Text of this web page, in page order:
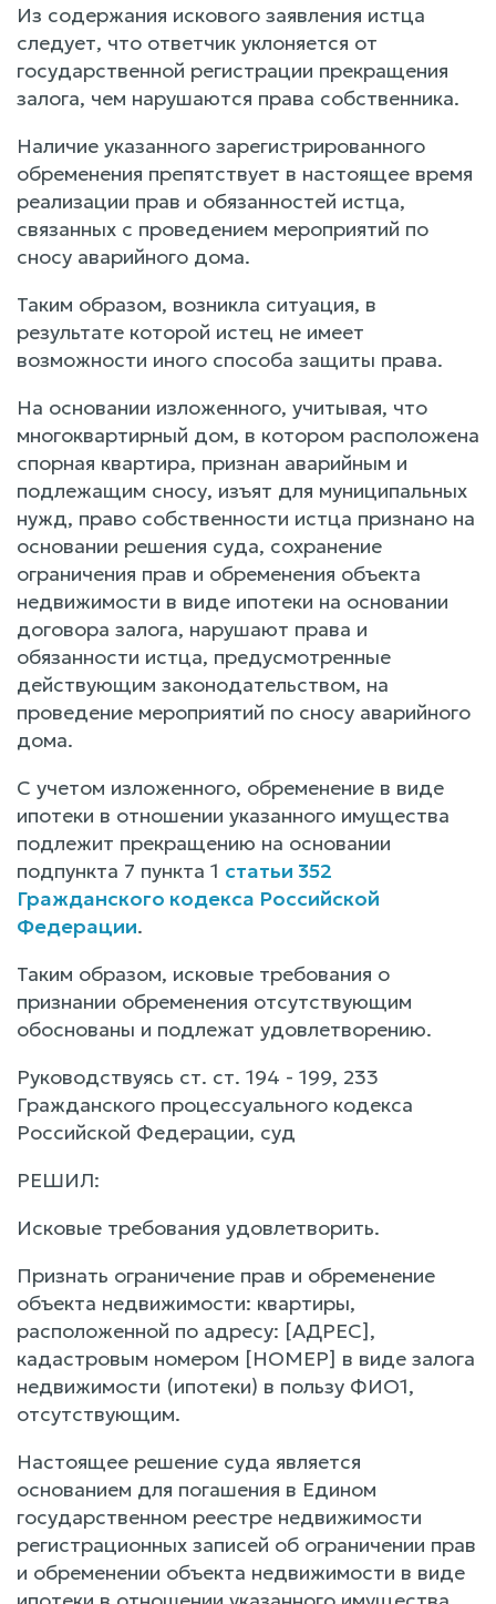
Из содержания искового заявления истца
следует, что ответчик уклоняется от
государственной регистрации прекращения
залога, чем нарушаются права собственника.
Наличие указанного зарегистрированного
обременения препятствует в настоящее время
реализации прав и обязанностей истца,
связанных с проведением мероприятий по
сносу аварийного дома.
Таким образом, возникла ситуация, в
результате которой истец не имеет
возможности иного способа защиты права.
На основании изложенного, учитывая, что
многоквартирный дом, в котором расположена
спорная квартира, признан аварийным и
подлежащим сносу, изъят для муниципальных
нужд, право собственности истца признано на
основании решения суда, сохранение
ограничения прав и обременения объекта
недвижимости в виде ипотеки на основании
договора залога, нарушают права и
обязанности истца, предусмотренные
действующим законодательством, на
проведение мероприятий по сносу аварийного
дома.
С учетом изложенного, обременение в виде
ипотеки в отношении указанного имущества
подлежит прекращению на основании
подпункта 7 пункта 1 статьи 352
Гражданского кодекса Российской
Федерации.
Таким образом, исковые требования о
признании обременения отсутствующим
обоснованы и подлежат удовлетворению.
Руководствуясь ст. ст. 194 - 199, 233
Гражданского процессуального кодекса
Российской Федерации, суд
РЕШИЛ:
Исковые требования удовлетворить.
Признать ограничение прав и обременение
объекта недвижимости: квартиры,
расположенной по адресу: [АДРЕС],
кадастровым номером [НОМЕР] в виде залога
недвижимости (ипотеки) в пользу ФИО1,
отсутствующим.
Настоящее решение суда является
основанием для погашения в Едином
государственном реестре недвижимости
регистрационных записей об ограничении прав
и обременении объекта недвижимости в виде